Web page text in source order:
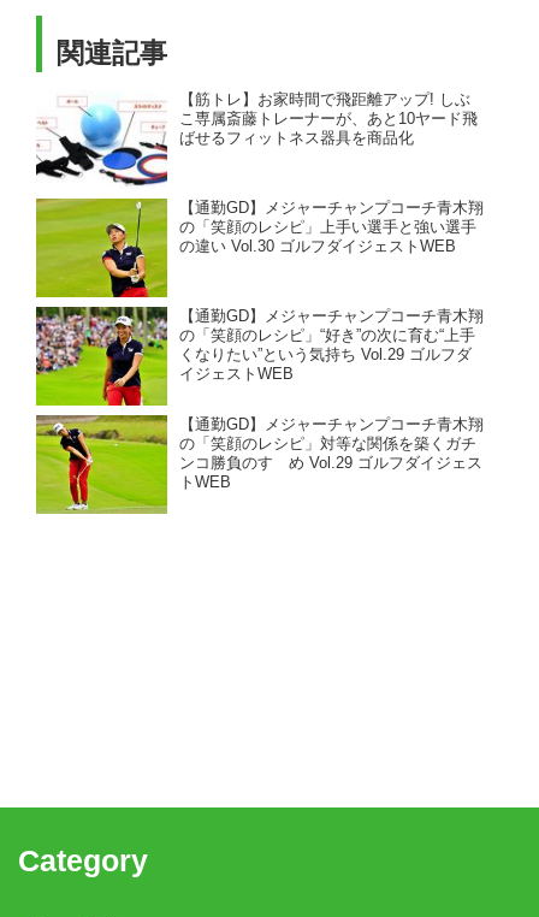
関連記事
【筋トレ】お家時間で飛距離アップ! しぶ
こ専属斎藤トレーナーが、あと10ヤード飛
ばせるフィットネス器具を商品化
【通勤GD】メジャーチャンプコーチ青木翔
の「笑顔のレシピ」上手い選手と強い選手
の違い Vol.30 ゴルフダイジェストWEB
【通勤GD】メジャーチャンプコーチ青木翔
の「笑顔のレシピ」“好き”の次に育む“上手
くなりたい”という気持ち Vol.29 ゴルフダ
イジェストWEB
【通勤GD】メジャーチャンプコーチ青木翔
の「笑顔のレシピ」対等な関係を築くガチ
ンコ勝負のすゝめ Vol.29 ゴルフダイジェス
トWEB
Category